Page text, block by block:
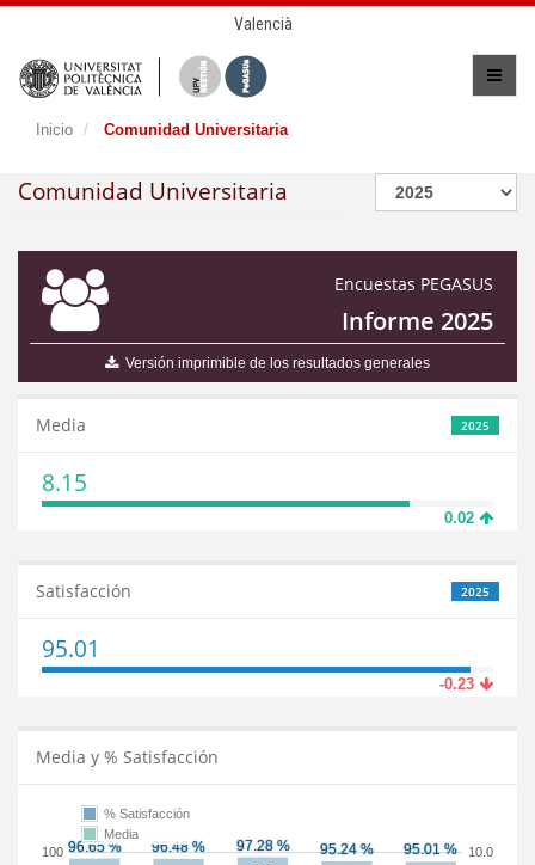
Valencià
Inicio Comunidad Universitaria
Comunidad Universitaria
Encuestas PEGASUS
Informe 2025
Versión imprimible de los resultados generales
2025
Media
8.15
0.02
2025
Satisfacción
95.01
-0.23
Media y % Satisfacción
100 10.0
% Satisfacción
Media